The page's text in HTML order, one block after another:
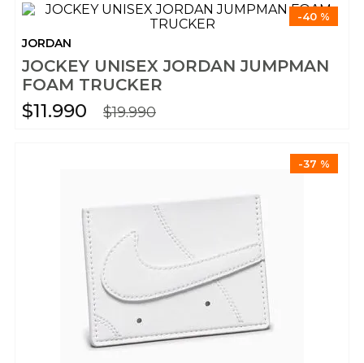
-40 %
JORDAN
JOCKEY UNISEX JORDAN JUMPMAN
FOAM TRUCKER
$11.990 $19.990
-37 %